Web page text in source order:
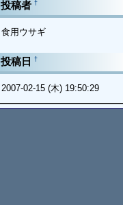
投稿者 †
食用ウサギ
投稿日 †
2007-02-15 (木) 19:50:29